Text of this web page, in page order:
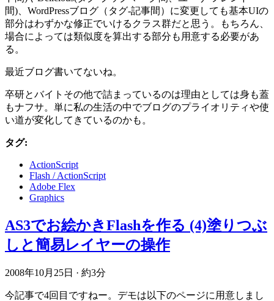
間)、WordPressブログ（タグ-記事間）に変更しても基本UIの
部分はわずかな修正でいけるクラス群だと思う。もちろん、
場合によっては類似度を算出する部分も用意する必要があ
る。
最近ブログ書いてないね。
卒研とバイトその他で詰まっているのは理由としては身も蓋
もナフサ。単に私の生活の中でブログのプライオリティや使
い道が変化してきているのかも。
タグ:
ActionScript
Flash / ActionScript
Adobe Flex
Graphics
AS3でお絵かきFlashを作る (4)塗りつぶ
しと簡易レイヤーの操作
2008年10月25日 · 約3分
今記事で4回目ですねー。デモは以下のページに用意しまし